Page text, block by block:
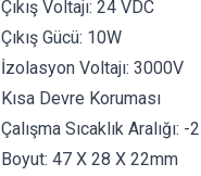
Çıkış Voltajı: 24 VDC
Çıkış Gücü: 10W
İzolasyon Voltajı: 3000V
Kısa Devre Koruması
Çalışma Sıcaklık Aralığı:
Boyut: 47 X 28 X 22mm